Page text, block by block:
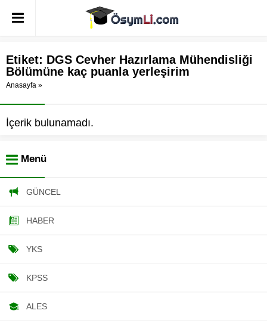
Etiket: DGS Cevher Hazırlama Mühendisliği
Bölümüne kaç puanla yerleşirim
Anasayfa »
İçerik bulunamadı.
Menü
GÜNCEL
HABER
YKS
KPSS
ALES